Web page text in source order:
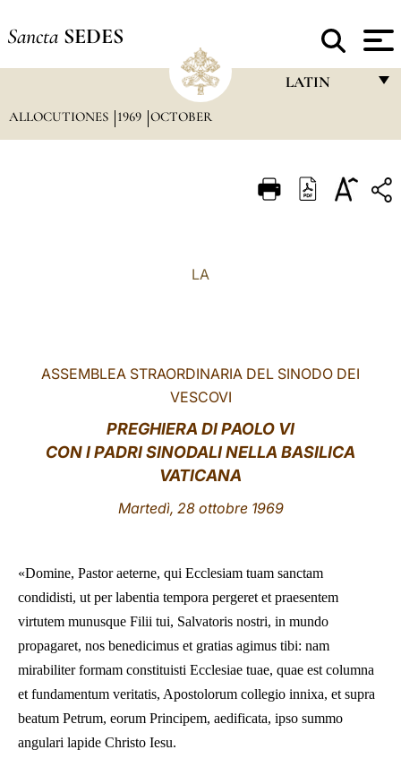
Sancta SEDES
LATIN
ITALIANO
LATINE
ALLOCUTIONES 1969 OCTOBER
LA
ASSEMBLEA STRAORDINARIA DEL SINODO DEI
VESCOVI
PREGHIERA DI PAOLO VI
CON I PADRI SINODALI NELLA BASILICA
VATICANA
Martedì, 28 ottobre 1969
«Domine, Pastor aeterne, qui Ecclesiam tuam sanctam
condidisti, ut per labentia tempora pergeret et praesentem
virtutem munusque Filii tui, Salvatoris nostri, in mundo
propagaret, nos benedicimus et gratias agimus tibi: nam
mirabiliter formam constituisti Ecclesiae tuae, quae est columna
et fundamentum veritatis, Apostolorum collegio innixa, et supra
beatum Petrum, eorum Principem, aedificata, ipso summo
angulari lapide Christo Iesu.